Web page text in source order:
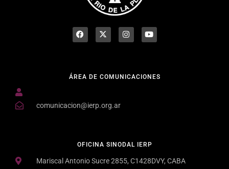
OFICINA SINODAL IERP
Mariscal Antonio Sucre 2855, C1428DVY, CABA
ÁREA DE COMUNICACIONES
comunicacion@ierp.org.ar